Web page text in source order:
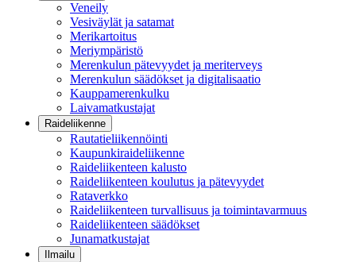
Veneily
Vesiväylät ja satamat
Merikartoitus
Meriympäristö
Merenkulun pätevyydet ja meriterveys
Merenkulun säädökset ja digitalisaatio
Kauppamerenkulku
Laivamatkustajat
Raideliikenne
Rautatieliikennöinti
Kaupunkiraideliikenne
Raideliikenteen kalusto
Raideliikenteen koulutus ja pätevyydet
Rataverkko
Raideliikenteen turvallisuus ja toimintavarmuus
Raideliikenteen säädökset
Junamatkustajat
Ilmailu